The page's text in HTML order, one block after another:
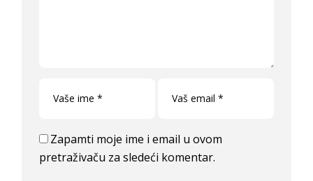
Zapamti moje ime i email u ovom
pretraživaču za sledeći komentar.